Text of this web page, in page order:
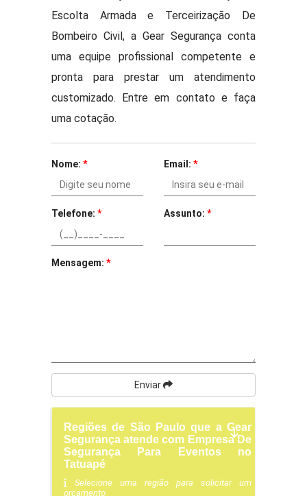
Escolta Armada e Terceirização De
Bombeiro Civil, a Gear Segurança conta
uma equipe profissional competente e
pronta para prestar um atendimento
customizado. Entre em contato e faça
uma cotação.
Nome: * Email: *
Telefone: * Assunto: *
Mensagem: *
Enviar
Regiões de São Paulo que a Gear
Segurança atende com Empresa De
Segurança Para Eventos no
Tatuapé
Selecione uma região para solicitar um
orçamento